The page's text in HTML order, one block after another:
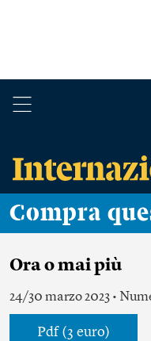
Compra
Ora o mai più
24/30 marzo 2023 •
Pdf (3 euro)